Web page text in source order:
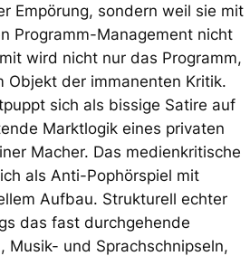
Empörung, sondern weil sie mit
Programm-Management nicht
wird nicht nur das Programm,
Objekt der immanenten Kritik.
sich als bissige Satire auf
Marktlogik eines privaten
Macher. Das medienkritische
als Anti-Pophörspiel mit
Aufbau. Strukturell echter
das fast durchgehende
Musik- und Sprachschnipseln,